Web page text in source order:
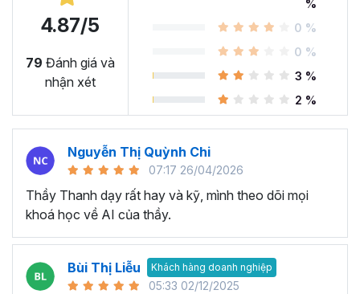
Khóa học làm video bằng AI
dành cho ai?
► Giúp marketer, người kinh doanh sáng tạo nội dung
(content) bán hàng, làm thương hiệu cá nhân, quảng
4.87/5
79 Đánh giá và
nhận xét
%
0 %
0 %
3 %
2 %
Nguyễn Thị Quỳnh Chi
07:17 26/04/2026
Thầy Thanh dạy rất hay và kỹ, mình theo dõi mọi
khoá học về AI của thầy.
Bùi Thị Liễu Khách hàng doanh nghiệp
05:33 02/12/2025